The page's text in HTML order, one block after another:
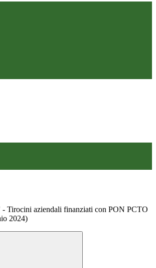
Tirocini aziendali finanziati con PON PCTO
2024)